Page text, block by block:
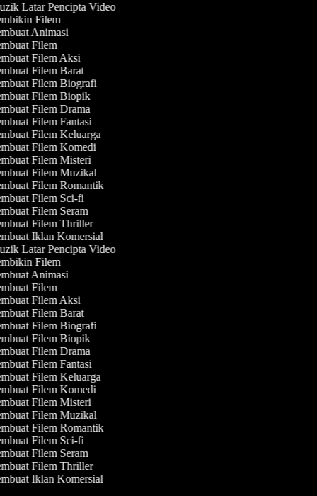
Latar Pencipta Video
Filem
Animasi
Filem
Filem Aksi
Filem Barat
Filem Biografi
Filem Biopik
Filem Drama
Filem Fantasi
Filem Keluarga
Filem Komedi
Filem Misteri
Filem Muzikal
Filem Romantik
Filem Sci-fi
Filem Seram
Filem Thriller
Iklan Komersial
Latar Pencipta Video
Filem
Animasi
Filem
Filem Aksi
Filem Barat
Filem Biografi
Filem Biopik
Filem Drama
Filem Fantasi
Filem Keluarga
Filem Komedi
Filem Misteri
Filem Muzikal
Filem Romantik
Filem Sci-fi
Filem Seram
Filem Thriller
Iklan Komersial